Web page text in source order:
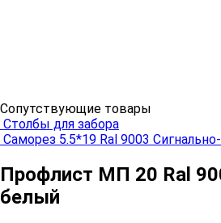
Сопутствующие товары
Столбы для забора
Саморез 5.5*19 Ral 9003
Профлист МП 20 Ral
белый